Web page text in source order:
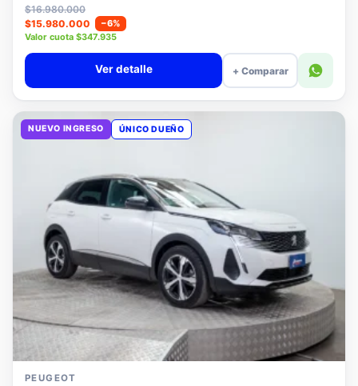
Lista
$16.980.000
$15.980.000
−6%
Valor cuota $347.935
+ Comparar
NUEVO INGRESO